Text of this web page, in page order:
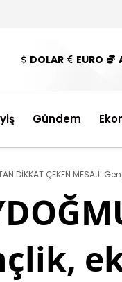
DOLAR EURO
Gündem
DİKKAT ÇEKEN